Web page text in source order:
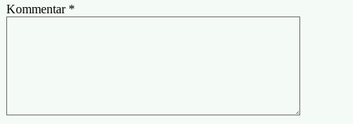
Kommentar *